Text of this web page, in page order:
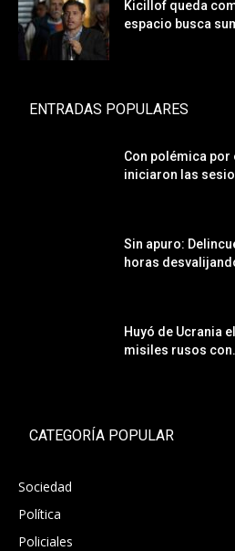
Kicillof queda
espacio busca
ENTRADAS POPULARES
Con polémica por
iniciaron las
Sin apuro:
horas
Huyó de Ucrania
misiles rusos
CATEGORÍA POPULAR
Sociedad
Política
Policiales